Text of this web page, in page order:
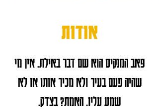
אודות
פאב המנקיס הוא שם דבר באילת. אין מי
שהיה פעם בעיר ולא מכיר אותו או לא
שמע עליו. האמת? בצדק.